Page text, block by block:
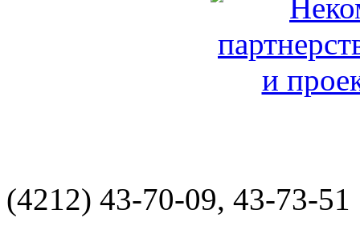
(4212) 43-70-09, 43-73-51